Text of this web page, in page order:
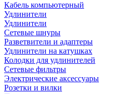
Кабель компьютерный
Удлинители
Удлинители
Сетевые шнуры
Разветвители и адаптеры
Удлинители на катушках
Колодки для удлинителей
Сетевые фильтры
Электрические аксессуары
Розетки и вилки